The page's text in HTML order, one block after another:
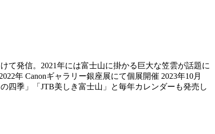
て発信。2021年には富士山に掛かる巨大な笠雲が話題に
年 Canonギャラリー銀座展にて個展開催 2023年10月
四季」「JTB美しき富士山」と毎年カレンダーも発売し